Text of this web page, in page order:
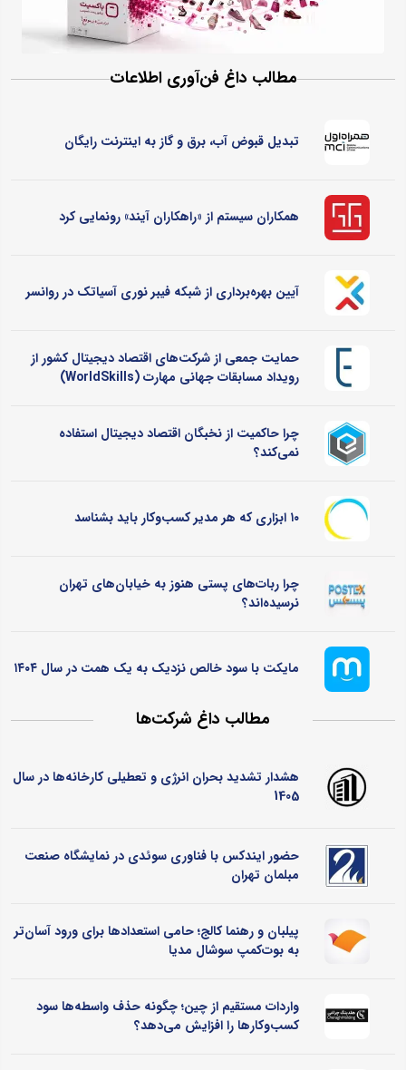
مطالب داغ فن‌آوری اطلاعات
تبدیل قبوض آب، برق و گاز به اینترنت رایگان
همکاران سیستم از «راهکاران آیند» رونمایی کرد
آیین بهره‌برداری از شبکه فیبر نوری آسیاتک در روانسر
حمایت جمعی از شرکت‌های اقتصاد دیجیتال کشور از
رویداد مسابقات جهانی مهارت (WorldSkills)
چرا حاکمیت از نخبگان اقتصاد دیجیتال استفاده
نمی‌کند؟
۱۰ ابزاری که هر مدیر کسب‌وکار باید بشناسد
چرا ربات‌های پستی هنوز به خیابان‌های تهران
نرسیده‌اند؟
مایکت با سود خالص نزدیک به یک همت در سال ۱۴۰۴
مطالب داغ شرکت‌ها
هشدار تشدید بحران انرژی و تعطیلی کارخانه‌ها در سال
1405
حضور ایندکس با فناوری سوئدی در نمایشگاه صنعت
مبلمان تهران
پیلبان و رهنما کالج؛ حامی استعدادها برای ورود آسان‌تر
به بوت‌کمپ سوشال مدیا
واردات مستقیم از چین؛ چگونه حذف واسطه‌ها سود
کسب‌وکارها را افزایش می‌دهد؟